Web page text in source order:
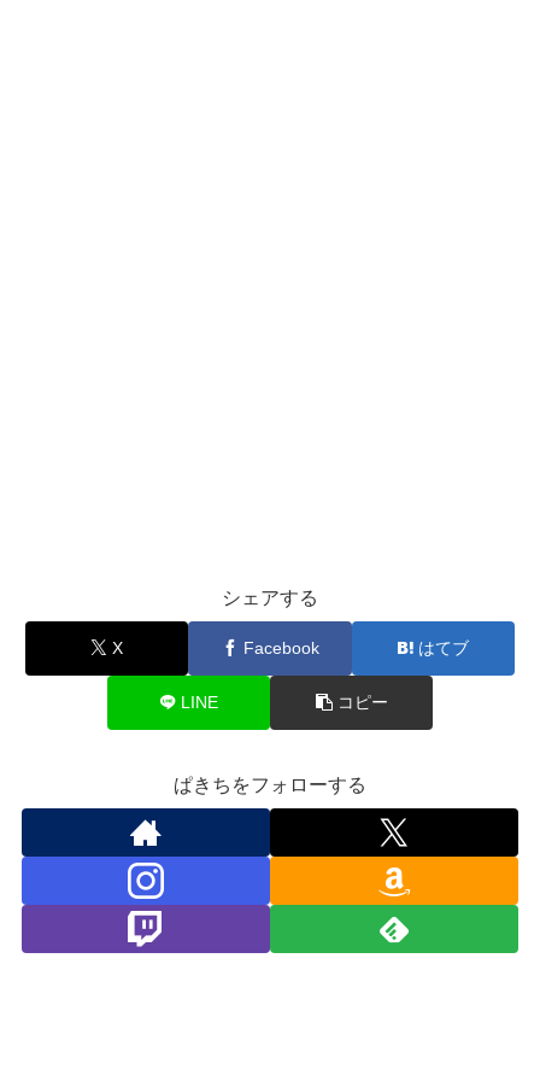
シェアする
X Facebook はてブ
LINE コピー
ぱきちをフォローする